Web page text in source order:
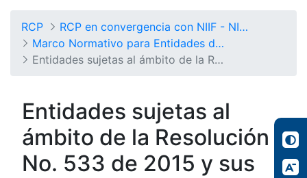
RCP
RCP en convergencia con NIIF - NICSP
Marco Normativo para Entidades de Gobierno
Entidades sujetas al ámbito de la Resolución No. 533/2015 y sus modificaciones
Entidades sujetas al
ámbito de la Resolución
No. 533 de 2015 y sus